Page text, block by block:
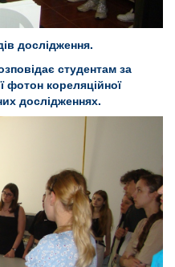
дослідження.
студентам за
фотон кореляційної
дослідженнях.